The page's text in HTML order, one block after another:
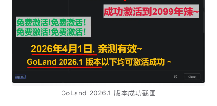
GoLand 2026.1 版本成功截图